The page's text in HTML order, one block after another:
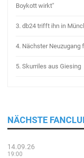
Boykott wirkt"
3. db24 trifft ihn in
4. Nächster Neuzugang
5. Skurriles aus Giesing
NÄCHSTE
14.09.26
19:00